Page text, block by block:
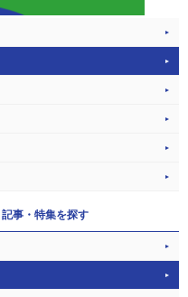
事・特集を探す